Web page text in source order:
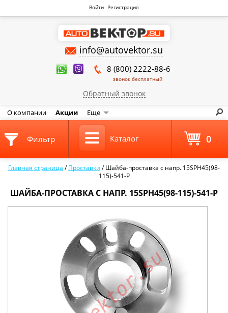
Войти Регистрация
info@autovektor.su
8 (800) 2222-88-6
звонок бесплатный
Обратный звонок
О компании Акции Еще
Главная страница /Проставки /Шайба-проставка с напр. 15SPH45(98-
115)-541-P
ШАЙБА-ПРОСТАВКА С НАПР. 15SPH45(98-115)-541-P
Фильтр Каталог 0